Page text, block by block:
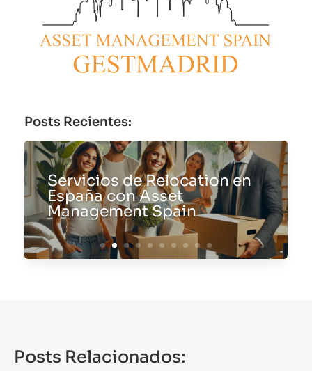
Posts Recientes:
Servicios de Relocation en
España con Asset
Management Spain
Posts Relacionados: